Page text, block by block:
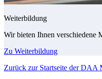
Weiterbildung
Wir bieten Ihnen verschiedene
Zu Weiterbildung
Zurück zur Startseite der DAA